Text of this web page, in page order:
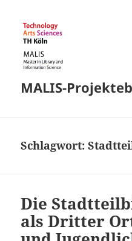
MALIS-
Schlagwort:
Die
als Dritter